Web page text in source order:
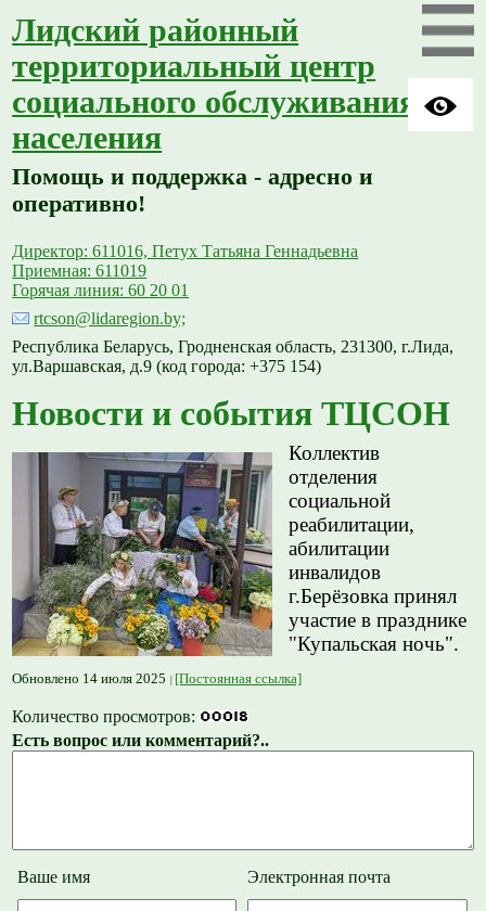
Лидский районный
территориальный центр
социального обслуживания
населения
Помощь и поддержка - адресно и
оперативно!
Директор: 611016, Петух Татьяна Геннадьевна
Приемная: 611019
Горячая линия: 60 20 01
rtcson@lidaregion.by;
Республика Беларусь, Гродненская область, 231300, г.Лида,
ул.Варшавская, д.9 (код города: +375 154)
Новости и события ТЦСОН
Коллектив
отделения
социальной
реабилитации,
абилитации
инвалидов
г.Берёзовка принял
участие в празднике
"Купальская ночь".
Обновлено 14 июля 2025 [Постоянная ссылка]
Количество просмотров:
Есть вопрос или комментарий?..
Ваше имя Электронная почта